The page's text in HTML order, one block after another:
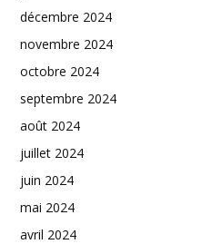
décembre 2024
novembre 2024
octobre 2024
septembre 2024
août 2024
juillet 2024
juin 2024
mai 2024
avril 2024